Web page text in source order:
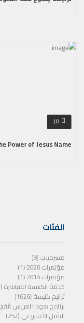
10
Power of Jesus Name
الفئات
مسرحيات (9)
مؤتمرات 2026 (1)
مؤتمرات 2014 (1)
خدمة الكنيسة المباشرة (72)
ترانيم كنيسة (1626)
برنامج هوذا العريس مًقبل
التأمل الأسبوعي (252)